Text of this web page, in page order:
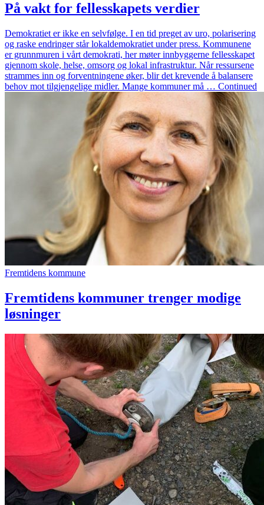
På vakt for fellesskapets verdier
Demokratiet er ikke en selvfølge. I en tid preget av uro, polarisering
og raske endringer står lokaldemokratiet under press. Kommunene
er grunnmuren i vårt demokrati, her møter innbyggerne fellesskapet
gjennom skole, helse, omsorg og lokal infrastruktur. Når ressursene
strammes inn og forventningene øker, blir det krevende å balansere
behov mot tilgjengelige midler. Mange kommuner må … Continued
Fremtidens kommune
Fremtidens kommuner trenger modige
løsninger